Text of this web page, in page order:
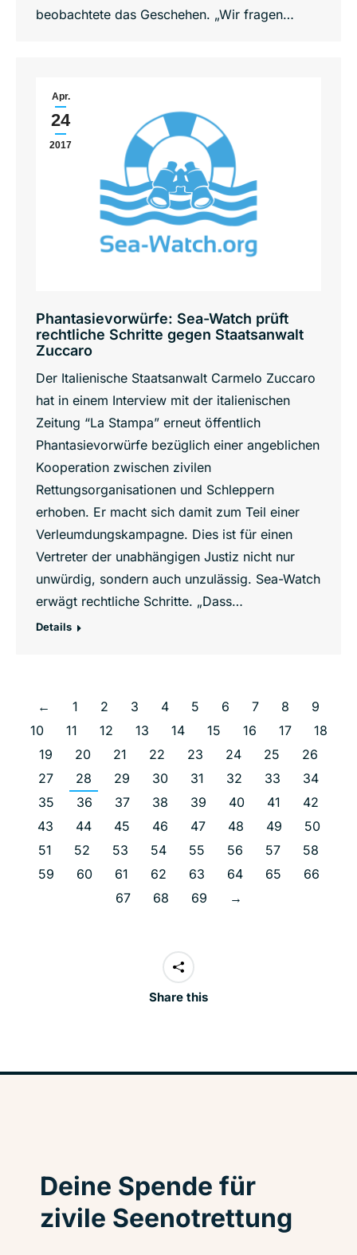
beobachtete das Geschehen. „Wir fragen…
Apr.
24
2017
Phantasievorwürfe: Sea-Watch prüft
rechtliche Schritte gegen Staatsanwalt
Zuccaro
Der Italienische Staatsanwalt Carmelo Zuccaro
hat in einem Interview mit der italienischen
Zeitung “La Stampa” erneut öffentlich
Phantasievorwürfe bezüglich einer angeblichen
Kooperation zwischen zivilen
Rettungsorganisationen und Schleppern
erhoben. Er macht sich damit zum Teil einer
Verleumdungskampagne. Dies ist für einen
Vertreter der unabhängigen Justiz nicht nur
unwürdig, sondern auch unzulässig. Sea-Watch
erwägt rechtliche Schritte. „Dass…
Details
← 1 2 3 4 5 6 7 8
9
10
11 12 13 14 15 16 17
18
19
20 21 22 23 24 25
26
27
28 29 30 31 32 33
34
35
36 37 38 39 40 41
42
43
44 45 46 47 48 49
50
51
52 53 54 55 56 57
58
59
60 61 62 63 64 65
66
67
68 69 →
Share this
Deine Spende für
zivile Seenotrettung